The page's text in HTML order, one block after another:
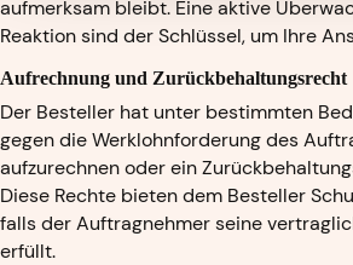
aufmerksam bleibt. Eine aktive
Reaktion sind der Schlüssel, um Ihre
Aufrechnung und Zurückbehaltungsrecht
Der Besteller hat unter bestimmten
gegen die Werklohnforderung des
aufzurechnen oder ein
Diese Rechte bieten dem Besteller
falls der Auftragnehmer seine
erfüllt.